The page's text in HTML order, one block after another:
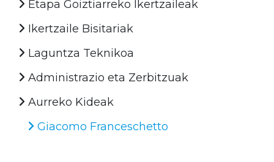
Etapa Goiztiarreko Ikertzaileak
Ikertzaile Bisitariak
Laguntza Teknikoa
Administrazio eta Zerbitzuak
Aurreko Kideak
Giacomo Franceschetto